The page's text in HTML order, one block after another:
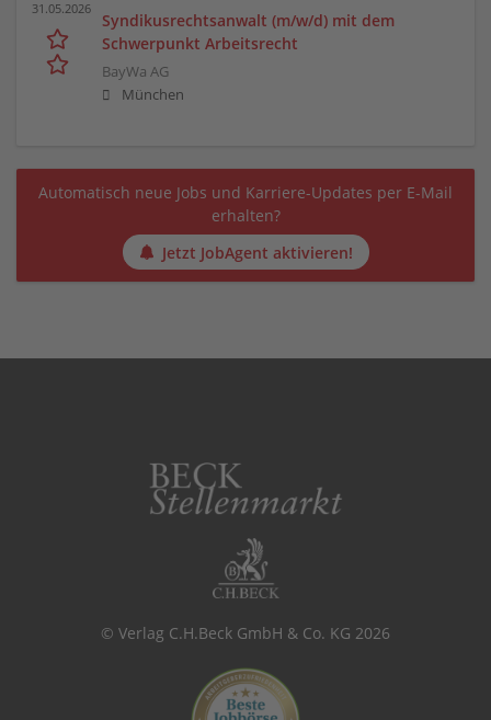
31.05.2026
Syndikusrechtsanwalt (m/w/d) mit dem
Schwerpunkt Arbeitsrecht
BayWa AG
München
Automatisch neue Jobs und Karriere-Updates per E-Mail
erhalten?
Jetzt JobAgent aktivieren!
© Verlag C.H.Beck GmbH & Co. KG 2026